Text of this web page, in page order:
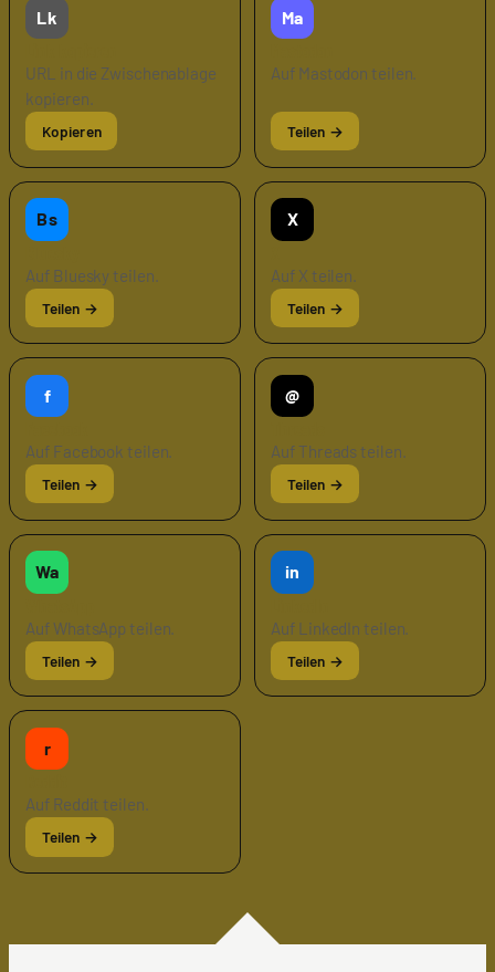
Lk
URL in die Zwischenablage
kopieren.
Ma
Auf Mastodon teilen.
Bs
Auf Bluesky teilen.
X
Auf X teilen.
f
Auf Facebook teilen.
@
Auf Threads teilen.
Wa
Auf WhatsApp teilen.
in
Auf LinkedIn teilen.
r
Auf Reddit teilen.